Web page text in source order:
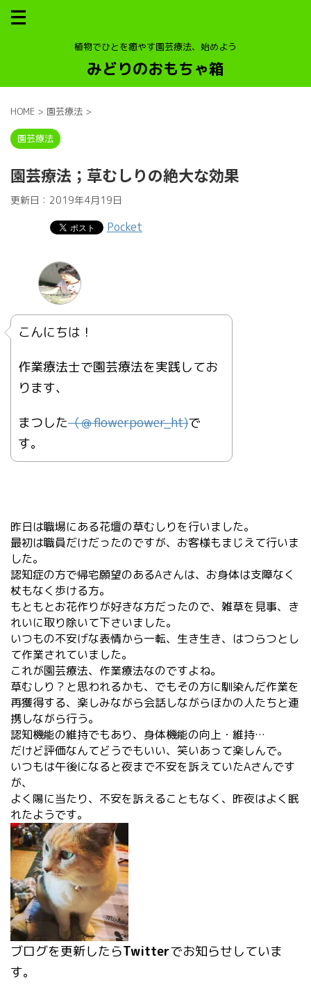
植物でひとを癒やす園芸療法、始めよう
みどりのおもちゃ箱
HOME > 園芸療法 >
園芸療法
園芸療法；草むしりの絶大な効果
更新日： 2019年4月19日
Pocket
こんにちは！
作業療法士で園芸療法を実践してお
ります、
まつした（＠flowerpower_ht)で
す。
昨日は職場にある花壇の草むしりを行いました。
最初は職員だけだったのですが、お客様もまじえて行いま
した。
認知症の方で帰宅願望のあるAさんは、お身体は支障なく
杖もなく歩ける方。
もともとお花作りが好きな方だったので、雑草を見事、き
れいに取り除いて下さいました。
いつもの不安げな表情から一転、生き生き、はつらつとし
て作業されていました。
これが園芸療法、作業療法なのですよね。
草むしり？と思われるかも、でもその方に馴染んだ作業を
再獲得する、楽しみながら会話しながらほかの人たちと連
携しながら行う。
認知機能の維持でもあり、身体機能の向上・維持…
だけど評価なんてどうでもいい、笑いあって楽しんで。
いつもは午後になると夜まで不安を訴えていたAさんです
が、
よく陽に当たり、不安を訴えることもなく、 昨夜はよく眠
れたようです。
ブログを更新したらTwitterでお知らせしていま
す。